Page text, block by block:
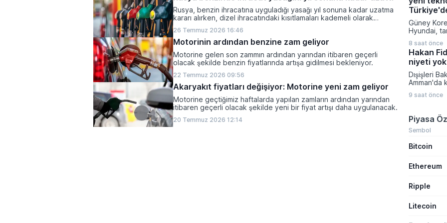
Rusya, benzin ihracatına uyguladığı yasağı yıl sonuna kadar uzatma
kararı alırken, dizel ihracatındaki kısıtlamaları kademeli olarak
26 Temmuz 2026 16:46
Motorinin ardından benzine zam geliyor
Motorine gelen son zammın ardından yarından itibaren geçerli
olacak şekilde benzin fiyatlarında artışa gidilmesi bekleniyor.
22 Temmuz 2026 09:56
Akaryakıt fiyatları değişiyor: Motorine yeni zam geliyor
Motorine geçtiğimiz haftalarda yapılan zamların ardından yarından
itibaren geçerli olacak şekilde yeni bir fiyat artışı daha uygulanacak.
20 Temmuz 2026 12:14
Onaylanan
talep
başlayarak
atacaklar
Teknika
Enerji ve
Güney
Hyundai,
şekilde
satışa
ve ileri
yenilenen
sayesinde
8 saat önce
Hakan
niyeti yok
Dışişleri
Amman'da
bulundu.
Fidan,
toplumun
9 saat önce
Piyasa
Sembol
Bitcoin
Ethereum
Ripple
Litecoin